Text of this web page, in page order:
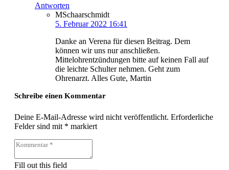
Antworten
MSchaarschmidt
5. Februar 2022 16:41
Danke an Verena für diesen Beitrag. Dem
können wir uns nur anschließen.
Mittelohrentzündungen bitte auf keinen Fall auf
die leichte Schulter nehmen. Geht zum
Ohrenarzt. Alles Gute, Martin
Schreibe einen Kommentar
Deine E-Mail-Adresse wird nicht veröffentlicht. Erforderliche
Felder sind mit * markiert
Fill out this field